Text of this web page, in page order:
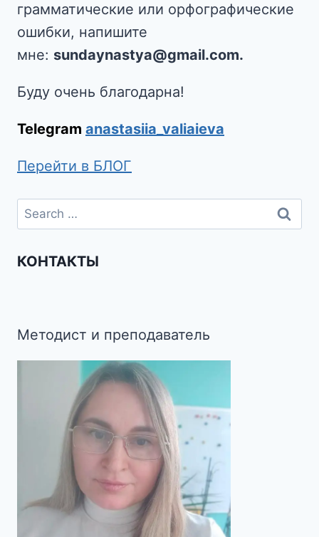
грамматические или орфографические
ошибки, напишите
мне: sundaynastya@gmail.com.
Буду очень благодарна!
Telegram anastasiia_valiaieva
Перейти в БЛОГ
КОНТАКТЫ
Методист и преподаватель